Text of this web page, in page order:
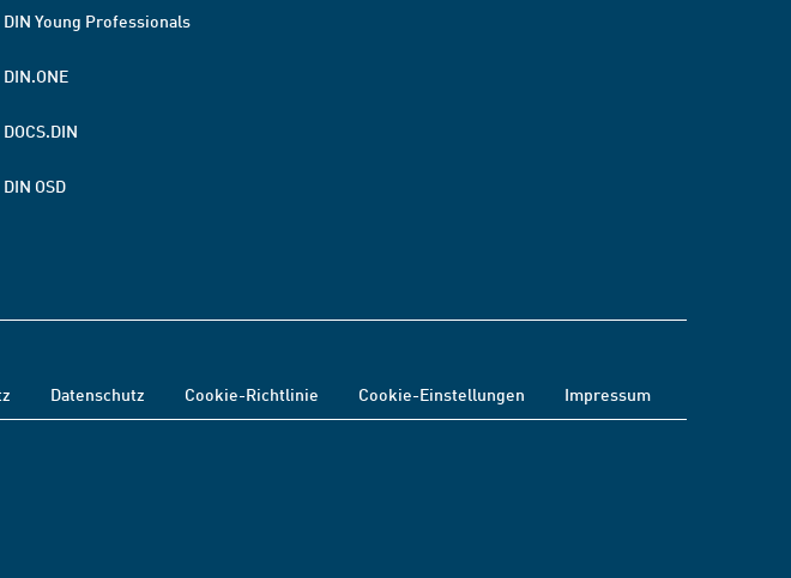
DIN Young Professionals
DIN.ONE
DOCS.DIN
DIN OSD
Datenschutz Cookie-Richtlinie Cookie-Einstellungen Impressum